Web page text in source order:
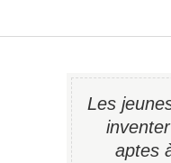
Les
aptes